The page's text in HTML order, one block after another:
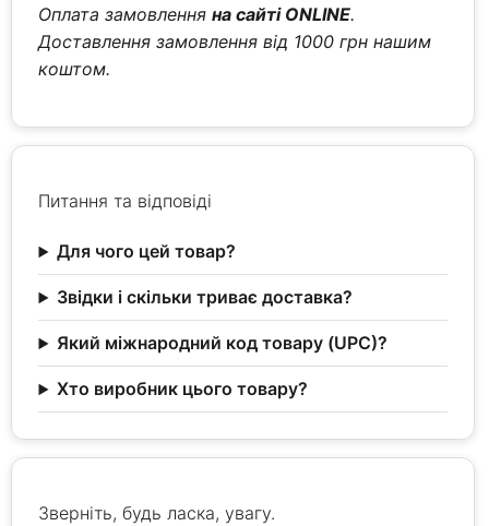
Оплата замовленняна сайті ONLINE.
Доставлення замовлення від 1000 грн нашим
коштом.
Питання та відповіді
Для чого цей товар?
Звідки і скільки триває доставка?
Який міжнародний код товару (UPC)?
Хто виробник цього товару?
Зверніть, будь ласка, увагу.